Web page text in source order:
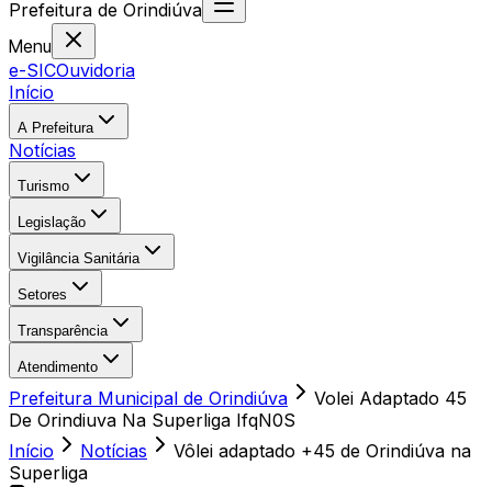
Prefeitura de Orindiúva
Menu
e-SICOuvidoria
Início
A Prefeitura
Notícias
Turismo
Legislação
Vigilância Sanitária
Setores
Transparência
Atendimento
Prefeitura Municipal de Orindiúva
Volei Adaptado 45
De Orindiuva Na Superliga IfqN0S
Início
Notícias
Vôlei adaptado +45 de Orindiúva na
Superliga